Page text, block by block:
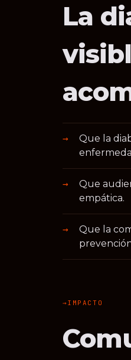
La
Que la
Que
empática.
Que la
IMPACTO